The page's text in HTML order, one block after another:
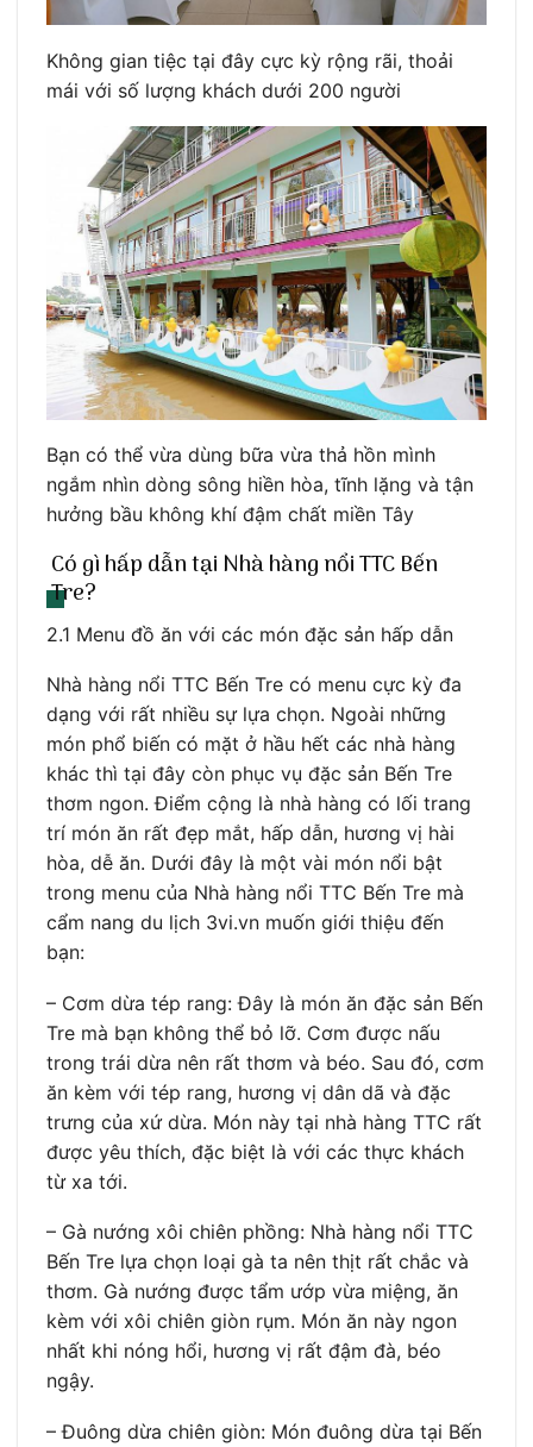
Không gian tiệc tại đây cực kỳ rộng rãi, thoải
mái với số lượng khách dưới 200 người
Bạn có thể vừa dùng bữa vừa thả hồn mình
ngắm nhìn dòng sông hiền hòa, tĩnh lặng và tận
hưởng bầu không khí đậm chất miền Tây
Có gì hấp dẫn tại Nhà hàng nổi TTC Bến
Tre?
2.1 Menu đồ ăn với các món đặc sản hấp dẫn
Nhà hàng nổi TTC Bến Tre có menu cực kỳ đa
dạng với rất nhiều sự lựa chọn. Ngoài những
món phổ biến có mặt ở hầu hết các nhà hàng
khác thì tại đây còn phục vụ đặc sản Bến Tre
thơm ngon. Điểm cộng là nhà hàng có lối trang
trí món ăn rất đẹp mắt, hấp dẫn, hương vị hài
hòa, dễ ăn. Dưới đây là một vài món nổi bật
trong menu của Nhà hàng nổi TTC Bến Tre mà
cẩm nang du lịch 3vi.vn muốn giới thiệu đến
bạn:
– Cơm dừa tép rang: Đây là món ăn đặc sản Bến
Tre mà bạn không thể bỏ lỡ. Cơm được nấu
trong trái dừa nên rất thơm và béo. Sau đó, cơm
ăn kèm với tép rang, hương vị dân dã và đặc
trưng của xứ dừa. Món này tại nhà hàng TTC rất
được yêu thích, đặc biệt là với các thực khách
từ xa tới.
– Gà nướng xôi chiên phồng: Nhà hàng nổi TTC
Bến Tre lựa chọn loại gà ta nên thịt rất chắc và
thơm. Gà nướng được tẩm ướp vừa miệng, ăn
kèm với xôi chiên giòn rụm. Món ăn này ngon
nhất khi nóng hổi, hương vị rất đậm đà, béo
ngậy.
– Đuông dừa chiên giòn: Món đuông dừa tại Bến